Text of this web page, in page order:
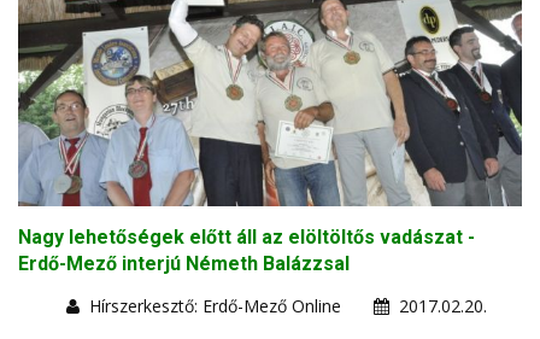
Nagy lehetőségek előtt áll az elöltöltős vadászat -
Erdő-Mező interjú Németh Balázzsal
Hírszerkesztő: Erdő-Mező Online
2017.02.20.